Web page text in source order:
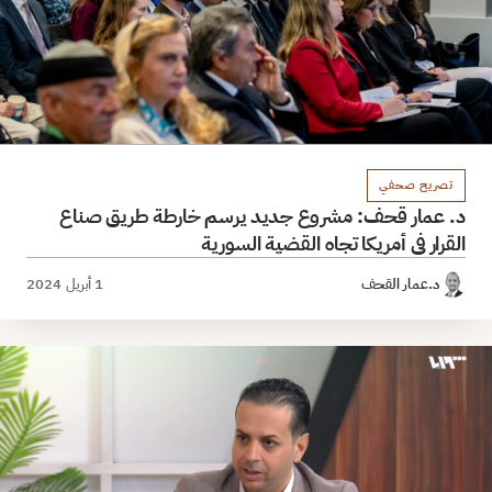
تصريح صحفي
د. عمار قحف: مشروع جديد يرسم خارطة طريق صناع
القرار في أمريكا تجاه القضية السورية
د.عمار القحف 1 أبريل 2024